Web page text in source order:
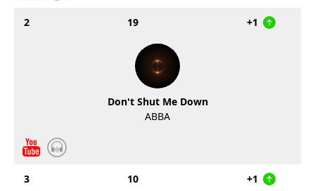
2 19 +1
Don't Shut Me Down
ABBA
3 10 +1